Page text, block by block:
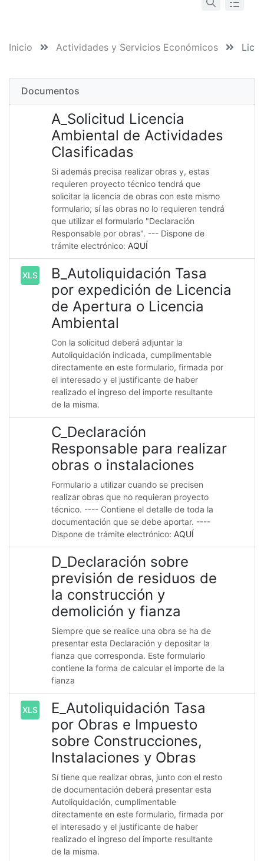
Inicio Actividades y Servicios Económicos
Documentos
A_Solicitud Licencia
Ambiental de Actividades
Clasificadas
Si además precisa realizar obras y, estas
requieren proyecto técnico tendrá que
solicitar la licencia de obras con este mismo
formulario; sí las obras no lo requieren tendrá
que utilizar el formulario "Declaración
Responsable por obras". --- Dispone de
trámite electrónico: AQUÍ
XLS
B_Autoliquidación Tasa
por expedición de Licencia
de Apertura o Licencia
Ambiental
Con la solicitud deberá adjuntar la
Autoliquidación indicada, cumplimentable
directamente en este formulario, firmada por
el interesado y el justificante de haber
realizado el ingreso del importe resultante
de la misma.
C_Declaración
Responsable para realizar
obras o instalaciones
Formulario a utilizar cuando se precisen
realizar obras que no requieran proyecto
técnico. ---- Contiene el detalle de toda la
documentación que se debe aportar. ----
Dispone de trámite electrónico: AQUÍ
D_Declaración sobre
previsión de residuos de
la construcción y
demolición y fianza
Siempre que se realice una obra se ha de
presentar esta Declaración y depositar la
fianza que corresponda. Este formulario
contiene la forma de calcular el importe de la
fianza
XLS
E_Autoliquidación Tasa
por Obras e Impuesto
sobre Construcciones,
Instalaciones y Obras
Sí tiene que realizar obras, junto con el resto
de documentación deberá presentar esta
Autoliquidación, cumplimentable
directamente en este formulario, firmada por
el interesado y el justificante de haber
realizado el ingreso del importe resultante
de la misma.